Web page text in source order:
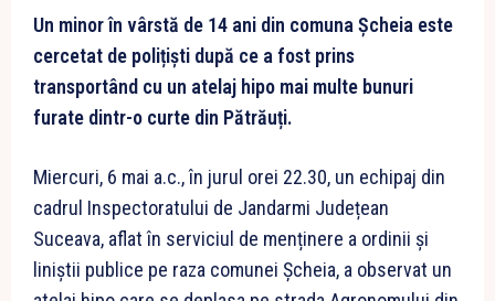
Un minor în vârstă de 14 ani din comuna Șcheia este
cercetat de polițiști după ce a fost prins
transportând cu un atelaj hipo mai multe bunuri
furate dintr-o curte din Pătrăuți.
Miercuri, 6 mai a.c., în jurul orei 22.30, un echipaj din
cadrul Inspectoratului de Jandarmi Județean
Suceava, aflat în serviciul de menținere a ordinii și
liniștii publice pe raza comunei Șcheia, a observat un